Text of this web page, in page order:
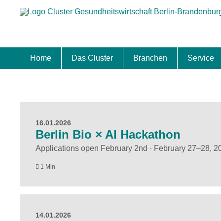
Home Das Cluster Branchen Service
16.01.2026
Berlin Bio × AI Hackathon
Applications open February 2nd · February 27–28,
1 Min
14.01.2026